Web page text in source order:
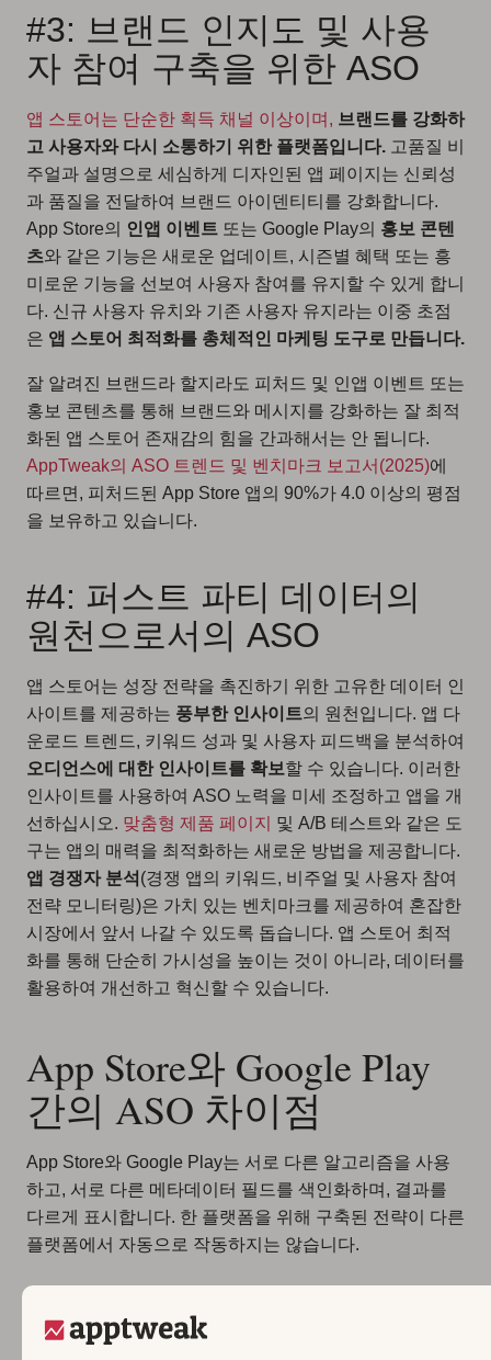
#3: 브랜드 인지도 및 사용
자 참여 구축을 위한 ASO
앱 스토어는 단순한 획득 채널 이상이며, 브랜드를 강화하
고 사용자와 다시 소통하기 위한 플랫폼입니다. 고품질 비
주얼과 설명으로 세심하게 디자인된 앱 페이지는 신뢰성
과 품질을 전달하여 브랜드 아이덴티티를 강화합니다.
App Store의 인앱 이벤트 또는 Google Play의 홍보 콘텐
츠와 같은 기능은 새로운 업데이트, 시즌별 혜택 또는 흥
미로운 기능을 선보여 사용자 참여를 유지할 수 있게 합니
다. 신규 사용자 유치와 기존 사용자 유지라는 이중 초점
은 앱 스토어 최적화를 총체적인 마케팅 도구로 만듭니다.
잘 알려진 브랜드라 할지라도 피처드 및 인앱 이벤트 또는
홍보 콘텐츠를 통해 브랜드와 메시지를 강화하는 잘 최적
화된 앱 스토어 존재감의 힘을 간과해서는 안 됩니다.
AppTweak의 ASO 트렌드 및 벤치마크 보고서(2025)에
따르면, 피처드된 App Store 앱의 90%가 4.0 이상의 평점
을 보유하고 있습니다.
#4: 퍼스트 파티 데이터의
원천으로서의 ASO
앱 스토어는 성장 전략을 촉진하기 위한 고유한 데이터 인
사이트를 제공하는 풍부한 인사이트의 원천입니다. 앱 다
운로드 트렌드, 키워드 성과 및 사용자 피드백을 분석하여
오디언스에 대한 인사이트를 확보할 수 있습니다. 이러한
인사이트를 사용하여 ASO 노력을 미세 조정하고 앱을 개
선하십시오. 맞춤형 제품 페이지
및 A/B 테스트와 같은 도
구는 앱의 매력을 최적화하는 새로운 방법을 제공합니다.
앱 경쟁자 분석 (경쟁 앱의 키워드, 비주얼 및 사용자 참여
전략 모니터링)은 가치 있는 벤치마크를 제공하여 혼잡한
시장에서 앞서 나갈 수 있도록 돕습니다. 앱 스토어 최적
화를 통해 단순히 가시성을 높이는 것이 아니라, 데이터를
활용하여 개선하고 혁신할 수 있습니다.
App Store와 Google Play
간의 ASO 차이점
App Store와 Google Play는 서로 다른 알고리즘을 사용
하고, 서로 다른 메타데이터 필드를 색인화하며, 결과를
다르게 표시합니다. 한 플랫폼을 위해 구축된 전략이 다른
플랫폼에서 자동으로 작동하지는 않습니다.
색인화된